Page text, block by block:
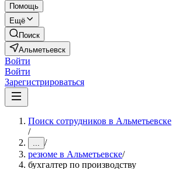
Помощь
Ещё
Поиск
Альметьевск
Войти
Войти
Зарегистрироваться
Поиск сотрудников в Альметьевске
/
... /
резюме в Альметьевске/
бухгалтер по производству